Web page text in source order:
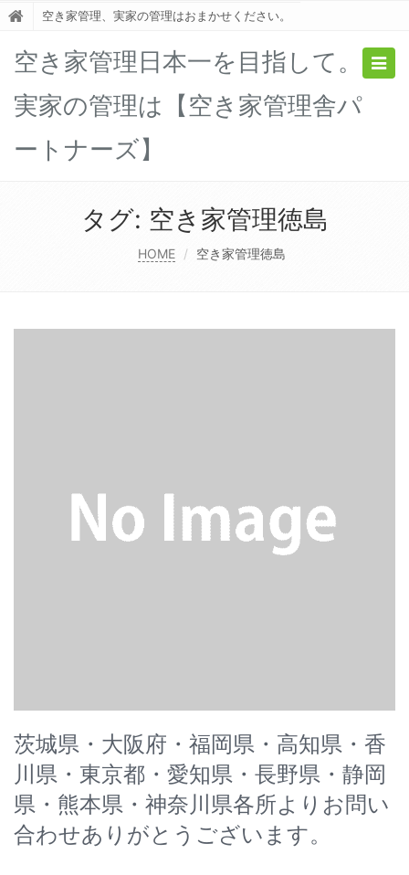
空き家管理、実家の管理はおまかせください。
空き家管理日本一を目指して。
実家の管理は【空き家管理舎パ
ートナーズ】
タグ: 空き家管理徳島
HOME 空き家管理徳島
茨城県・大阪府・福岡県・高知県・香
川県・東京都・愛知県・長野県・静岡
県・熊本県・神奈川県各所よりお問い
合わせありがとうございます。